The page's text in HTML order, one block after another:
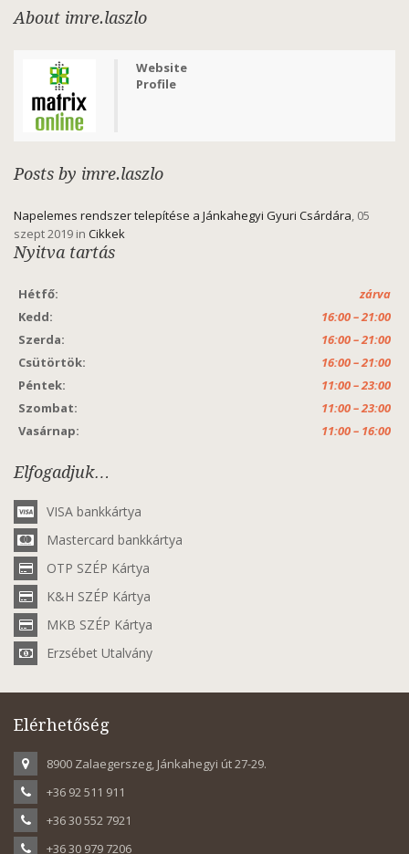
About imre.laszlo
Website
Profile
Posts by imre.laszlo
Napelemes rendszer telepítése a Jánkahegyi Gyuri Csárdára, 05
szept 2019 in Cikkek
Nyitva tartás
Hétfő:
zárva
Kedd:
16:00 – 21:00
Szerda:
16:00 – 21:00
Csütörtök:
16:00 – 21:00
Péntek:
11:00 – 23:00
Szombat:
11:00 – 23:00
Vasárnap:
11:00 – 16:00
Elfogadjuk…
VISA bankkártya
Mastercard bankkártya
OTP SZÉP Kártya
K&H SZÉP Kártya
MKB SZÉP Kártya
Erzsébet Utalvány
Elérhetőség
8900 Zalaegerszeg, Jánkahegyi út 27-29.
+36 92 511 911
+36 30 552 7921
+36 30 979 7206